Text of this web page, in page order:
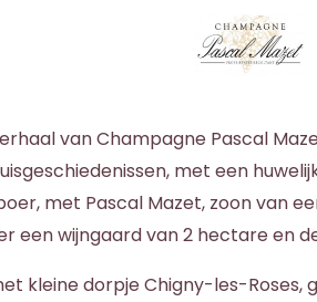
van Champagne Pascal
met een
met Pascal Mazet, zoon van
een wijngaard van 2 hectare en
kleine dorpje Chigny-les-